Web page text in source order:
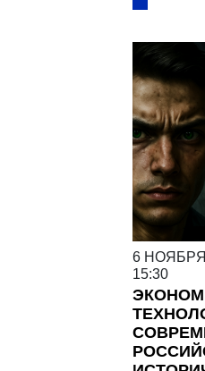
6 НОЯБРЯ
15:30